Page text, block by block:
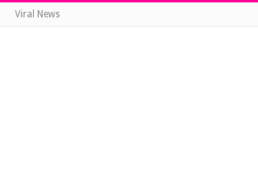
Viral News